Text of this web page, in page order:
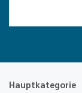
Hauptkategorie